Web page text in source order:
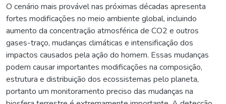
O cenário mais provável nas próximas décadas apresenta
fortes modificações no meio ambiente global, incluindo
aumento da concentração atmosférica de CO2 e outros
gases-traço, mudanças climáticas e intensificação dos
impactos causados pela ação do homem. Essas mudanças
podem causar importantes modificações na composição,
estrutura e distribuição dos ecossistemas pelo planeta,
portanto um monitoramento preciso das mudanças na